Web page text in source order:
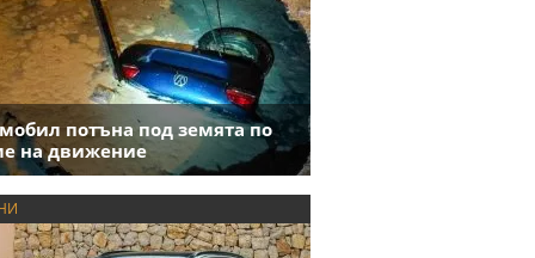
потъна под земята по
на движение